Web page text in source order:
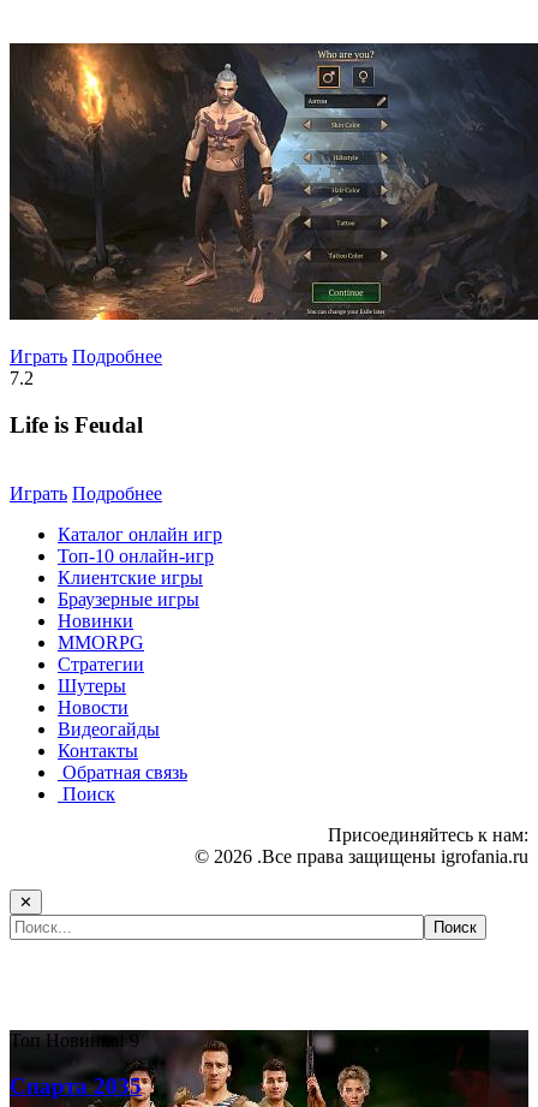
Играть Подробнее
7.2
Life is Feudal
Играть Подробнее
Каталог онлайн игр
Топ-10 онлайн-игр
Клиентские игры
Браузерные игры
Новинки
MMORPG
Стратегии
Шутеры
Новости
Видеогайды
Контакты
Обратная связь
Поиск
Присоединяйтесь к нам:
© 2026 .Все права защищены igrofania.ru
✕
Топ Новинка! 9
Спарта 2035